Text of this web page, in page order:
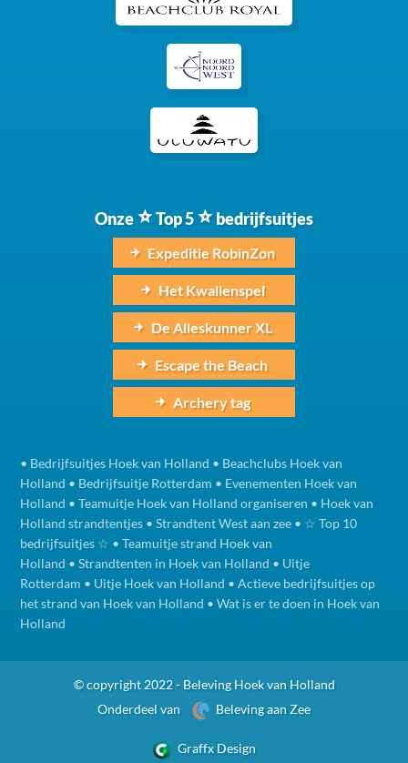
Onze Top 5 bedrijfsuitjes
Expeditie RobinZon
Het Kwallenspel
De Alleskunner XL
Escape the Beach
Archery tag
• Bedrijfsuitjes Hoek van Holland • Beachclubs Hoek van
Holland • Bedrijfsuitje Rotterdam • Evenementen Hoek van
Holland • Teamuitje Hoek van Holland organiseren • Hoek van
Holland strandtentjes • Strandtent West aan zee • ☆ Top 10
bedrijfsuitjes ☆ • Teamuitje strand Hoek van
Holland • Strandtenten in Hoek van Holland • Uitje
Rotterdam • Uitje Hoek van Holland • Actieve bedrijfsuitjes op
het strand van Hoek van Holland • Wat is er te doen in Hoek van
Holland
© copyright 2022 - Beleving Hoek van Holland
Onderdeel van
Beleving aan Zee
Graffx Design